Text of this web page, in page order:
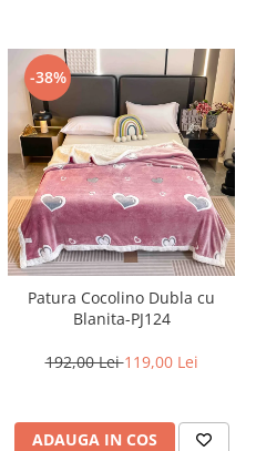
-38%
Patura Cocolino Dubla cu
Blanita-PJ124
192,00 Lei119,00 Lei
ADAUGA IN COS